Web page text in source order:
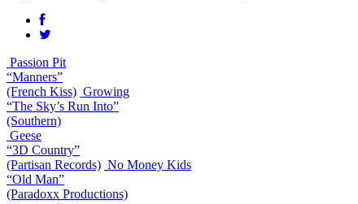
Passion Pit
“Manners”
(French Kiss) Growing
“The Sky’s Run Into”
(Southern)
Geese
“3D Country”
(Partisan Records) No Money Kids
“Old Man”
(Paradoxx Productions)